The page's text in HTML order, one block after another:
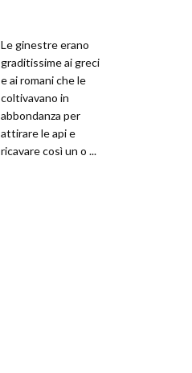
Le ginestre erano
graditissime ai greci
e ai romani che le
coltivavano in
abbondanza per
attirare le api e
ricavare così un o ...